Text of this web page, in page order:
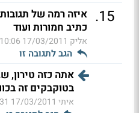
15
. איזה רמה של
כתיב חמורות ועוד
אליק 17/03/2011 10:06
הגב לתגובה זו
אתה כזה טירון,
בטוקבקים זה
איתי 17/03/2011 10:31